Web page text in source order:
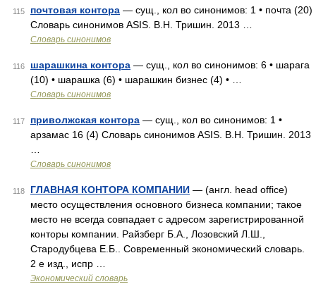
115 почтовая контора — сущ., кол во синонимов: 1 • почта (20)
Словарь синонимов ASIS. В.Н. Тришин. 2013 …
Словарь синонимов
116 шарашкина контора — сущ., кол во синонимов: 6 • шарага
(10) • шарашка (6) • шарашкин бизнес (4) • …
Словарь синонимов
117 приволжская контора — сущ., кол во синонимов: 1 •
арзамас 16 (4) Словарь синонимов ASIS. В.Н. Тришин. 2013
Словарь синонимов
118 ГЛАВНАЯ КОНТОРА КОМПАНИИ — (англ. head office)
место осуществления основного бизнеса компании; такое
место не всегда совпадает с адресом зарегистрированной
конторы компании. Райзберг Б.А., Лозовский Л.Ш.,
Стародубцева Е.Б.. Современный экономический словарь.
2 е изд., испр …
Экономический словарь